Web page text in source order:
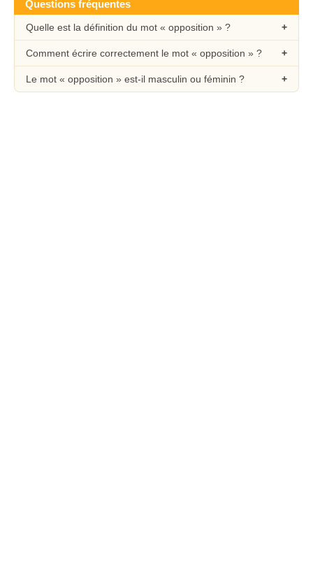
Questions fréquentes
Quelle est la définition du mot « opposition » ?
Comment écrire correctement le mot « opposition » ?
Le mot « opposition » est-il masculin ou féminin ?